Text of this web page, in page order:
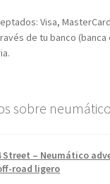
Visa,
de tu banco (banca
sobre
Street – Neumático
road ligero